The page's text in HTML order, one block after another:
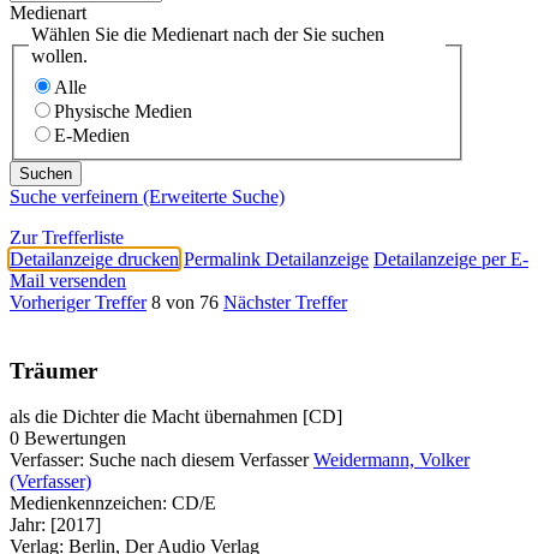
Medienart
Wählen Sie die Medienart nach der Sie suchen
wollen.
Alle
Physische Medien
E-Medien
Suche verfeinern (Erweiterte Suche)
Zur Trefferliste
Detailanzeige drucken Permalink Detailanzeige Detailanzeige per E-
Mail versenden
Vorheriger Treffer 8 von 76 Nächster Treffer
Träumer
als die Dichter die Macht übernahmen [CD]
0 Bewertungen
Verfasser: Suche nach diesem Verfasser Weidermann, Volker
(Verfasser)
Medienkennzeichen: CD/E
Jahr: [2017]
Verlag: Berlin, Der Audio Verlag